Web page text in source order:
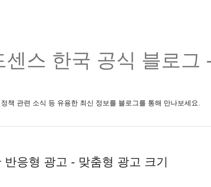
센스 한국 공식 블로그
책 관련 소식 등 유용한 최신 정보를 블로그를 통해 만나보세요.
응형 광고 - 맞춤형 광고 크기